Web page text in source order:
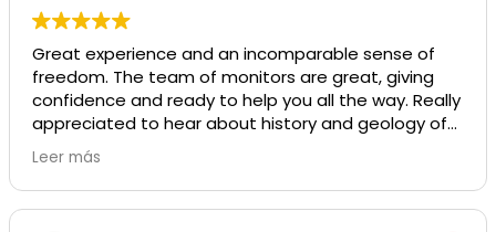
Great experience and an incomparable sense of
freedom. The team of monitors are great, giving
confidence and ready to help you all the way. Really
appreciated to hear about history and geology of
Menorca. A great team, a must have adventure !
Leer más